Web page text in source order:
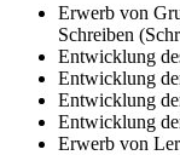
Erwerb von
Schreiben
Entwicklung
Entwicklung
Entwicklung
Entwicklung
Erwerb von